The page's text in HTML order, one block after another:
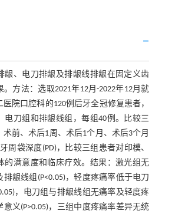
龈、电刀排龈及排龈线排龈在固定义齿
方法：选取2021年12月-2022年12月就
院口腔科的120例后牙全冠修复患者，
电刀组和排龈线组，每组40例。比较三
前、术后1周、术后1个月、术后3个月
周袋深度(PD)，比较三组患者对印模、
的满意度和临床疗效。结果：激光组无
龈线组(P<0.05)，轻度疼痛率低于电刀
，电刀组与排龈线组无痛率及轻度疼
义(P>0.05)，三组中度疼痛率差异无统